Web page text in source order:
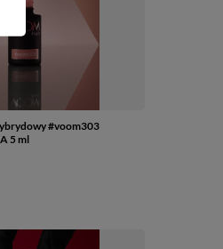
#voom303
5 ml